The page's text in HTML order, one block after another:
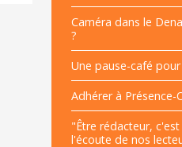
Caméra dans le
?
Une pause-café
Adhérer à Présence-
"Être rédacteur,
l'écoute de nos